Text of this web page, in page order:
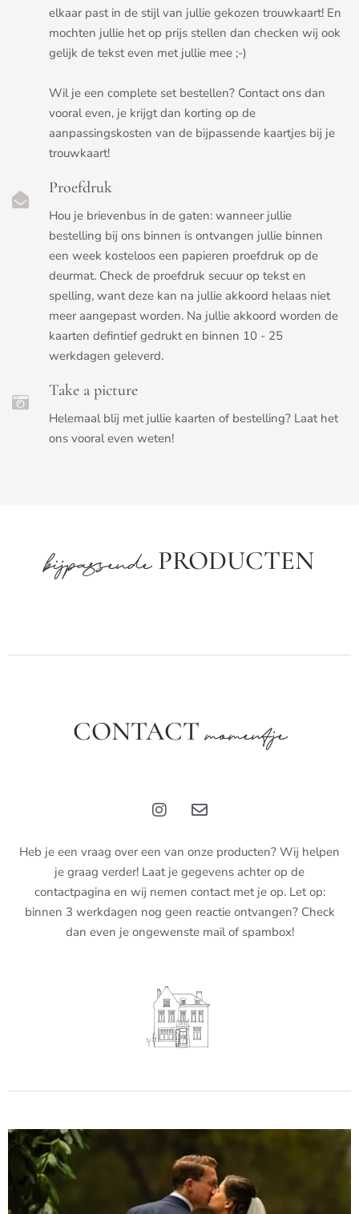
elkaar past in de stijl van jullie gekozen trouwkaart! En
mochten jullie het op prijs stellen dan checken wij ook
gelijk de tekst even met jullie mee ;-)
Wil je een complete set bestellen? Contact ons dan
vooral even, je krijgt dan korting op de
aanpassingskosten van de bijpassende kaartjes bij je
trouwkaart!
Proefdruk
Hou je brievenbus in de gaten: wanneer jullie
bestelling bij ons binnen is ontvangen jullie binnen
een week kosteloos een papieren proefdruk op de
deurmat. Check de proefdruk secuur op tekst en
spelling, want deze kan na jullie akkoord helaas niet
meer aangepast worden. Na jullie akkoord worden de
kaarten defintief gedrukt en binnen 10 - 25
werkdagen geleverd.
Take a picture
Helemaal blij met jullie kaarten of bestelling? Laat het
ons vooral even weten!
bijpassendePRODUCTEN
CONTACTmomentje
Heb je een vraag over een van onze producten? Wij helpen
je graag verder! Laat je gegevens achter op de
contactpagina en wij nemen contact met je op. Let op:
binnen 3 werkdagen nog geen reactie ontvangen? Check
dan even je ongewenste mail of spambox!